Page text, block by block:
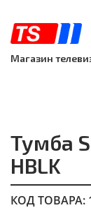
Магазин
Тумба
HBLK
КОД ТОВАРА: